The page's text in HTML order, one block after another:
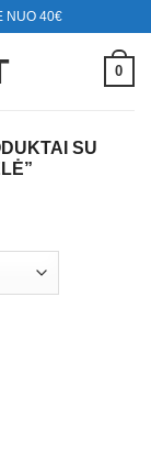
NUO 40€
0
SU